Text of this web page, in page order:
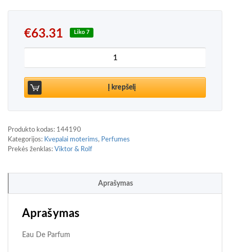
€63.31 Liko 7
produkto kiekis: Viktor & Rolf Flowerbomb Ruby
Į krepšelį
Produkto kodas: 144190
Kategorijos: Kvepalai moterims, Perfumes
Prekės ženklas: Viktor & Rolf
Aprašymas
Aprašymas
Eau De Parfum